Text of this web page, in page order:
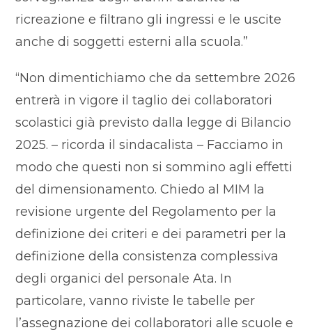
ricreazione e filtrano gli ingressi e le uscite
anche di soggetti esterni alla scuola.”
“Non dimentichiamo che da settembre 2026
entrerà in vigore il taglio dei collaboratori
scolastici già previsto dalla legge di Bilancio
2025. – ricorda il sindacalista – Facciamo in
modo che questi non si sommino agli effetti
del dimensionamento. Chiedo al MIM la
revisione urgente del Regolamento per la
definizione dei criteri e dei parametri per la
definizione della consistenza complessiva
degli organici del personale Ata. In
particolare, vanno riviste le tabelle per
l’assegnazione dei collaboratori alle scuole e